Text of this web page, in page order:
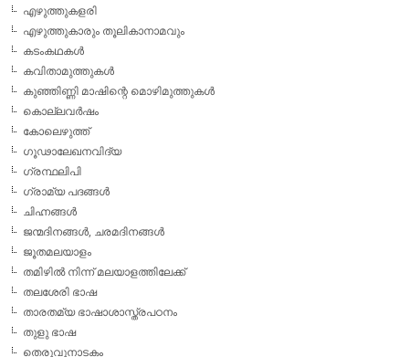
എഴുത്തുകളരി
എഴുത്തുകാരും തൂലികാനാമവും
കടംകഥകള്‍
കവിതാമുത്തുകള്‍
കുഞ്ഞിണ്ണി മാഷിന്റെ മൊഴിമുത്തുകള്‍
കൊല്ലവര്‍ഷം
കോലെഴുത്ത്
ഗൂഢാലേഖനവിദ്യ
ഗ്രന്ഥലിപി
ഗ്രാമ്യ പദങ്ങള്‍
ചിഹ്നങ്ങള്‍
ജന്മദിനങ്ങള്‍, ചരമദിനങ്ങള്‍
ജൂതമലയാളം
തമിഴില്‍ നിന്ന് മലയാളത്തിലേക്ക്
തലശേരി ഭാഷ
താരതമ്യ ഭാഷാശാസ്ത്രപഠനം
തുളു ഭാഷ
തെരുവുനാടകം